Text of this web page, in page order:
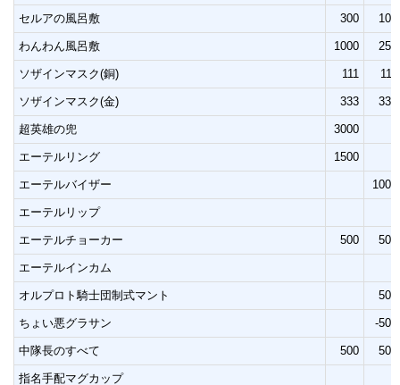
セルアの風呂敷 300 100
わんわん風呂敷 1000 250
ソザインマスク(銅) 111 111
ソザインマスク(金) 333 333
超英雄の兜 3000
エーテルリング 1500
エーテルバイザー 1000
エーテルリップ
エーテルチョーカー 500 500
エーテルインカム
オルプロト騎士団制式マント 500
ちょい悪グラサン -500
中隊長のすべて 500 500
指名手配マグカップ